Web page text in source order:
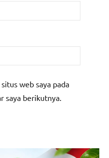
web saya pada
saya berikutnya.